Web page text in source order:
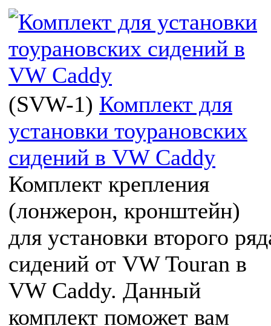
(SVW-1) Комплект для
установки тоурановских
сидений в VW Caddy
Комплект крепления
(лонжерон, кронштейн)
для установки второго
сидений от VW Touran в
VW Caddy. Данный
комплект поможет вам